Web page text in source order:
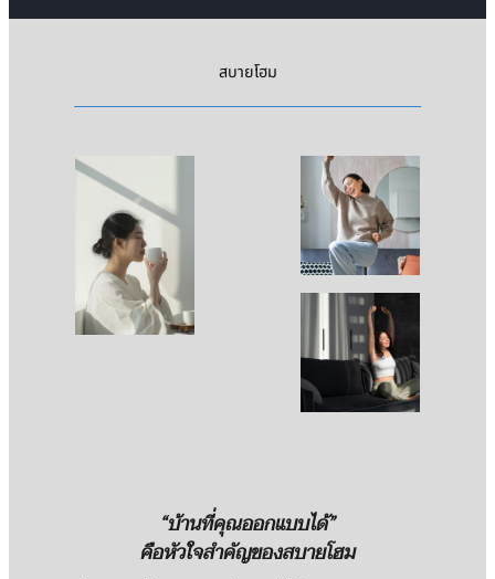
สบายโฮม
“บ้านที่คุณออกแบบได้”
คือหัวใจสำคัญของสบายโฮม